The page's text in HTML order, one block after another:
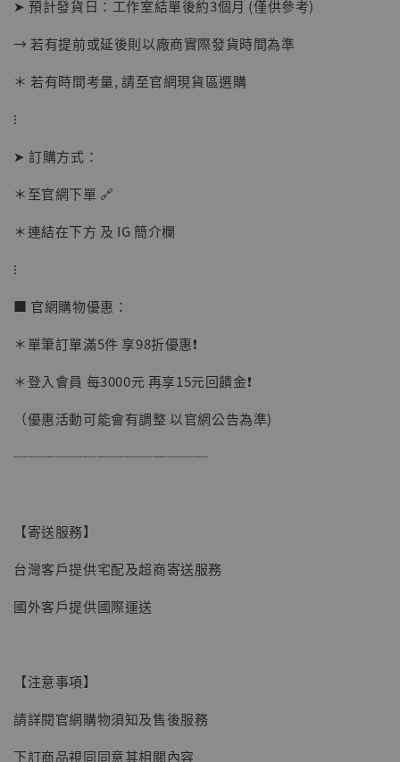
【店內現貨】海賊王 系列蒐藏雕像 布魯克達
NT$ 1,870
➤ 預計發貨日：工作室結單後約3個月 (僅供參考)
→ 若有提前或延後則以廠商實際發貨時間為準
＊ 若有時間考量, 請至官網現貨區選購
⁝
➤ 訂購方式：
＊至官網下單 🔗
＊連結在下方 及 IG 簡介欄
⁝
■ 官網購物優惠：
＊單筆訂單滿5件 享98折優惠❗️
＊登入會員 每3000元 再享15元回饋金❗️
（優惠活動可能會有調整 以官網公告為準)
──────────────
【寄送服務】
台灣客戶提供宅配及超商寄送服務
國外客戶提供國際運送
【注意事項】
請詳閱官網購物須知及售後服務
下訂商品視同同意其相關內容